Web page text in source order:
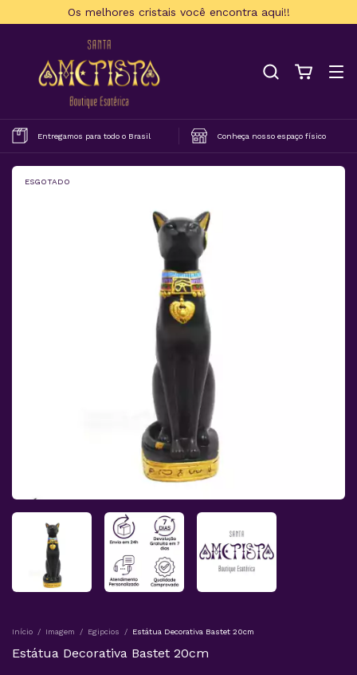
Os melhores cristais você encontra aqui!!
Entregamos para todo o Brasil Conheça nosso espaço físico
ESGOTADO
Início / Imagem / Egipcios / Estátua Decorativa Bastet 20cm
Estátua Decorativa Bastet 20cm